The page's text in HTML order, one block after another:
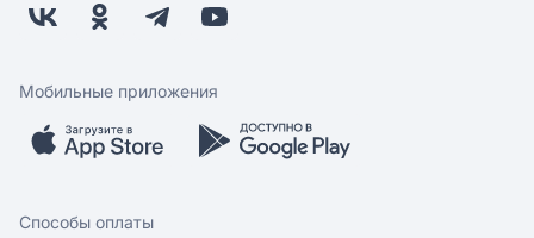
Заводчикам
Обратная связь
Бонусная программа
Скидки и акции
Мобильное приложение
Мобильные приложения
Способы оплаты